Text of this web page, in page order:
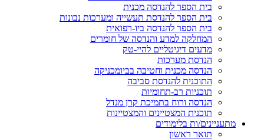
בית הספר להנדסה מכנית
בית הספר להנדסת תעשייה ומערכות נבונות
בית הספר להנדסה ביו-רפואית
המחלקה למדע והנדסה של חומרים
מדעים דיגיטליים להיי-טק
הנדסת מערכות
הנדסה מכנית וחטיבה בביומכניקה
התוכנית להנדסת סביבה
תוכניות רב-תחומיות
הנדסה ורוח בתמיכת קרן מנדל
תוכנית המצטיינים והמצטיינות
מתעניינים/ות בלימודים
תואר ראשון